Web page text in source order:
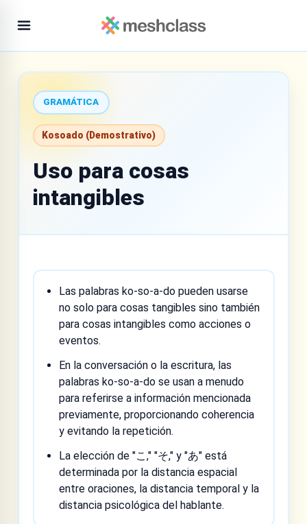
GRAMÁTICA
Kosoado (Demostrativo)
Uso para cosas
intangibles
Las palabras ko-so-a-do pueden usarse
no solo para cosas tangibles sino también
para cosas intangibles como acciones o
eventos.
En la conversación o la escritura, las
palabras ko-so-a-do se usan a menudo
para referirse a información mencionada
previamente, proporcionando coherencia
y evitando la repetición.
La elección de "こ," "そ," y "あ" está
determinada por la distancia espacial
entre oraciones, la distancia temporal y la
distancia psicológica del hablante.